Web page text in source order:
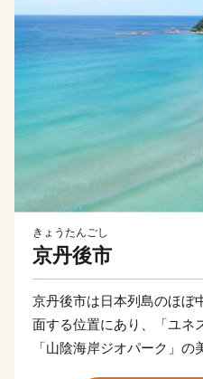
きょうたんごし
京丹後市
京丹後市は日本列島のほぼ
面する位置にあり、「ユネ
「山陰海岸ジオパーク」